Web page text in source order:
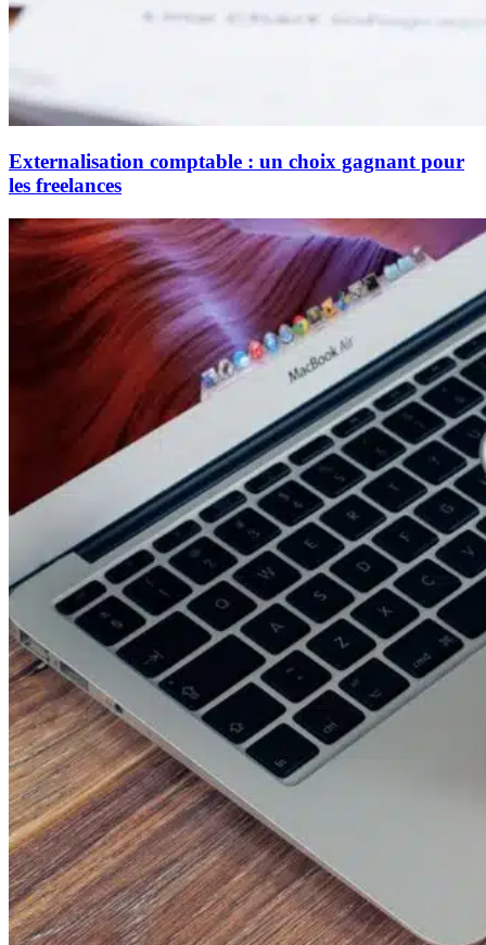
Externalisation comptable : un choix gagnant pour
les freelances